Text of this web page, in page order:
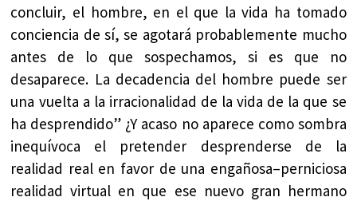
concluir, el hombre, en el que la vida ha tomado
conciencia de sí, se agotará probablemente mucho
antes de lo que sospechamos, si es que no
desaparece. La decadencia del hombre puede ser
una vuelta a la irracionalidad de la vida de la que se
ha desprendido” ¿Y acaso no aparece como sombra
inequívoca el pretender desprenderse de la
realidad real en favor de una engañosa–perniciosa
realidad virtual en que ese nuevo gran hermano